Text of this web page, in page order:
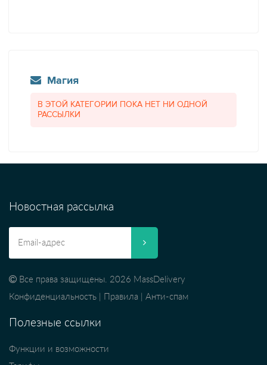
Магия
В ЭТОЙ КАТЕГОРИИ ПОКА НЕТ НИ ОДНОЙ
РАССЫЛКИ
Новостная рассылка
Все права защищены. 2026 MassDelivery
Конфиденциальность
Правила Анти-спам
Полезные ссылки
Функции и возможности